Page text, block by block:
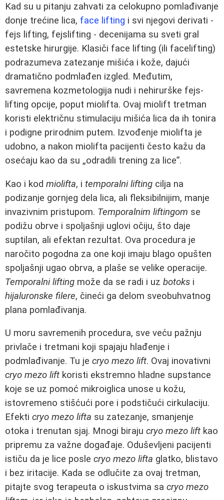
Kad su u pitanju zahvati za celokupno pomlađivanje
donje trećine lica, face lifting i svi njegovi derivati -
fejs lifting, fejslifting - decenijama su sveti gral
estetske hirurgije. Klasiči face lifting (ili facelifting)
podrazumeva zatezanje mišića i kože, dajući
dramatično podmlađen izgled. Međutim,
savremena kozmetologija nudi i nehirurške fejs-
lifting opcije, poput miolifta. Ovaj miolift tretman
koristi električnu stimulaciju mišića lica da ih tonira
i podigne prirodnim putem. Izvođenje miolifta je
udobno, a nakon miolifta pacijenti često kažu da
osećaju kao da su „odradili trening za lice”.
Kao i kod miolifta, i temporalni lifting cilja na
podizanje gornjeg dela lica, ali fleksibilnijim, manje
invazivnim pristupom. Temporalnim liftingom se
podižu obrve i spoljašnji uglovi očiju, što daje
suptilan, ali efektan rezultat. Ova procedura je
naročito pogodna za one koji imaju blago opušten
spoljašnji ugao obrva, a plaše se velike operacije.
Temporalni lifting može da se radi i uz botoks i
hijaluronske filere, čineći ga delom sveobuhvatnog
plana pomlađivanja.
U moru savremenih procedura, sve veću pažnju
privlače i tretmani koji spajaju hlađenje i
podmlađivanje. Tu je cryo mezo lift. Ovaj inovativni
cryo mezo lift koristi ekstremno hladne supstance
koje se uz pomoć mikroiglica unose u kožu,
istovremeno stišćući pore i podstičući cirkulaciju.
Efekti cryo mezo lifta su zatezanje, smanjenje
otoka i trenutan sjaj. Mnogi biraju cryo mezo lift kao
pripremu za važne događaje. Oduševljeni pacijenti
ističu da je lice posle cryo mezo lifta glatko, blistavo
i bez iritacije. Kada se odlučite za ovaj tretman,
pitajte svog terapeuta o iskustvima sa cryo mezo